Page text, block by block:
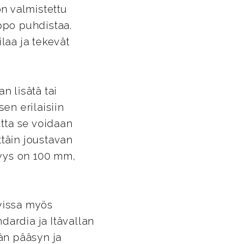
valmistettu
puhdistaa.
ja tekevät
lisätä tai
erilaisiin
se voidaan
joustavan
on 100 mm,
myös
ja Itävallan
pääsyn ja